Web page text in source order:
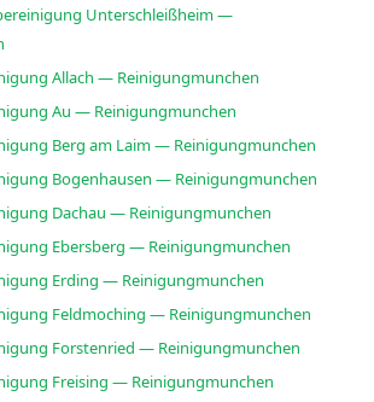
Unterschleißheim —
Allach — Reinigungmunchen
Au — Reinigungmunchen
Berg am Laim — Reinigungmunchen
Bogenhausen — Reinigungmunchen
Dachau — Reinigungmunchen
Ebersberg — Reinigungmunchen
Erding — Reinigungmunchen
Feldmoching — Reinigungmunchen
Forstenried — Reinigungmunchen
Freising — Reinigungmunchen